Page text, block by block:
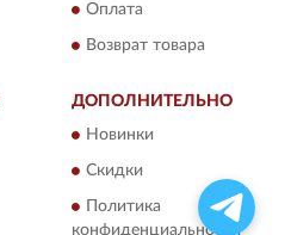
Оплата
Возврат товара
ДОПОЛНИТЕЛЬНО
Новинки
Скидки
Политика
конфиденциальности